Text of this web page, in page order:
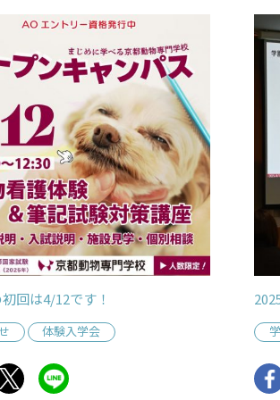
回は4/12です！
体験入学会